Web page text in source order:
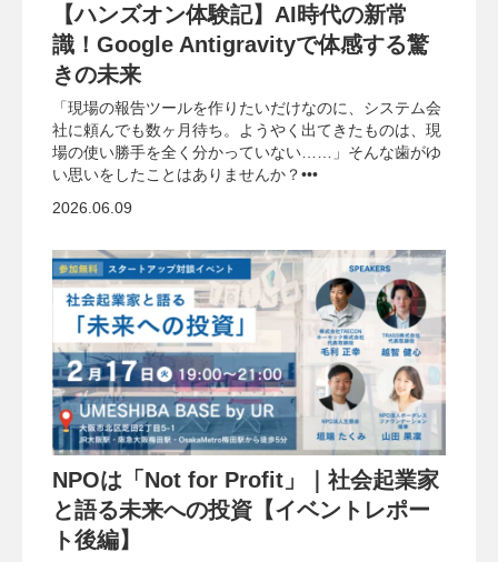
【ハンズオン体験記】AI時代の新常
識！Google Antigravityで体感する驚
きの未来
「現場の報告ツールを作りたいだけなのに、システム会
社に頼んでも数ヶ月待ち。ようやく出てきたものは、現
場の使い勝手を全く分かっていない……」そんな歯がゆ
い思いをしたことはありませんか？•••
2026.06.09
NPOは「Not for Profit」｜社会起業家
と語る未来への投資【イベントレポー
ト後編】